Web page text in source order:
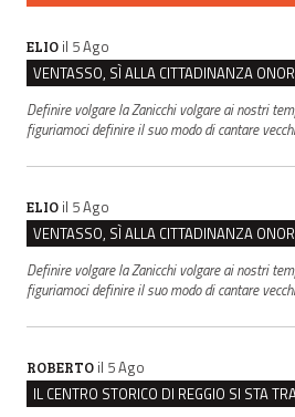
ELIO il 5 Ago
Definire volgare la Zanicchi volgare ai nostri
figuriamoci definire il suo modo di cantare
ELIO il 5 Ago
Definire volgare la Zanicchi volgare ai nostri
figuriamoci definire il suo modo di cantare
ROBERTO il 5 Ago